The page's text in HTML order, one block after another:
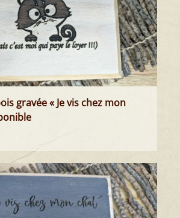
gravée « Je vis chez mon